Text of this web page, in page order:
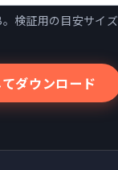
検証用の目安サイ
ダウンロード